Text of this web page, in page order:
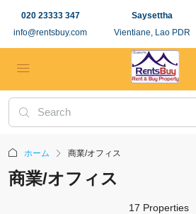
020 23333 347
info@rentsbuy.com
Saysettha
Vientiane, Lao PDR
ホーム 商業/オフィス
商業/オフィス
17 Properties